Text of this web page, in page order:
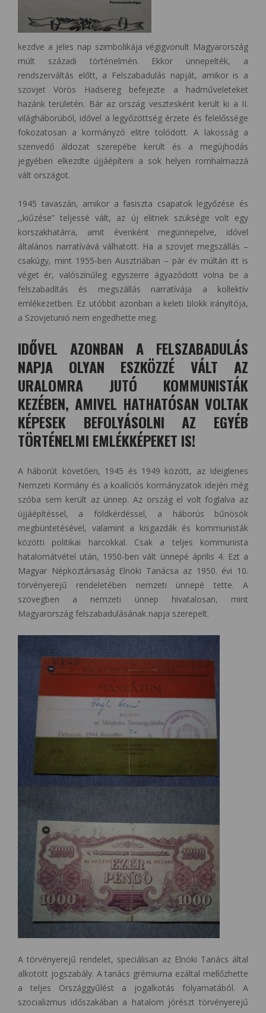
kezdve a jeles nap szimbolikája végigvonult Magyarország
múlt századi történelmén. Ekkor ünnepelték, a
rendszerváltás előtt, a Felszabadulás napját, amikor is a
szovjet Vörös Hadsereg befejezte a hadműveleteket
hazánk területén. Bár az ország vesztesként került ki a II.
világháborúból, idővel a legyőzöttség érzete és felelőssége
fokozatosan a kormányzó elitre tolódott. A lakosság a
szenvedő áldozat szerepébe került és a megújhodás
jegyében elkezdte újjáépíteni a sok helyen romhalmazzá
vált országot.
1945 tavaszán, amikor a fasiszta csapatok legyőzése és
,,kiűzése” teljessé vált, az új elitnek szüksége volt egy
korszakhatárra, amit évenként megünnepelve, idővel
általános narratívává válhatott. Ha a szovjet megszállás –
csakúgy, mint 1955-ben Ausztriában – pár év múltán itt is
véget ér, valószínűleg egyszerre ágyazódott volna be a
felszabadítás és megszállás narratívája a kollektív
emlékezetben. Ez utóbbit azonban a keleti blokk irányítója,
a Szovjetunió nem engedhette meg.
IDŐVEL AZONBAN A FELSZABADULÁS
NAPJA OLYAN ESZKÖZZÉ VÁLT AZ
URALOMRA JUTÓ KOMMUNISTÁK
KEZÉBEN, AMIVEL HATHATÓSAN VOLTAK
KÉPESEK BEFOLYÁSOLNI AZ EGYÉB
TÖRTÉNELMI EMLÉKKÉPEKET IS!
A háborút követően, 1945 és 1949 között, az Ideiglenes
Nemzeti Kormány és a koalíciós kormányzatok idején még
szóba sem került az ünnep. Az ország el volt foglalva az
újjáépítéssel, a földkérdéssel, a háborús bűnösök
megbüntetésével, valamint a kisgazdák és kommunisták
közötti politikai harcokkal. Csak a teljes kommunista
hatalomátvétel után, 1950-ben vált ünnepé április 4. Ezt a
Magyar Népköztársaság Elnöki Tanácsa az 1950. évi 10.
törvényerejű rendeletében nemzeti ünnepé tette. A
szövegben a nemzeti ünnep hivatalosan, mint
Magyarország felszabadulásának napja szerepelt.
A törvényerejű rendelet, speciálisan az Elnöki Tanács által
alkotott jogszabály. A tanács grémiuma ezáltal mellőzhette
a teljes Országgyűlést a jogalkotás folyamatából. A
szocializmus időszakában a hatalom jórészt törvényerejű